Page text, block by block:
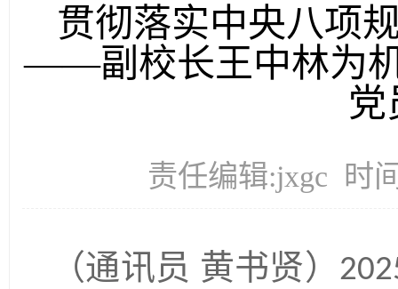
贯彻落实中央八项
——副校长王中林为
党
责任编辑:jxgc 时
（通讯员 黄书贤）